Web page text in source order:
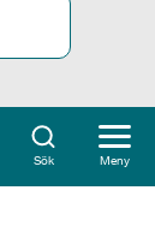
Sök Meny